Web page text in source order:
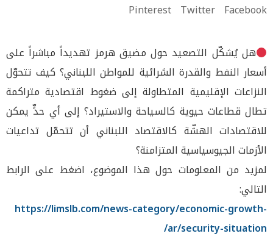
Facebook
Twitter
Pinterest
هل يُشكّل التصعيد حول مضيق هرمز تهديداً مباشراً على
أسعار النفط والقدرة الشرائية للمواطن اللبناني؟ كيف تتحوّل
النزاعات الإقليمية المتطاولة إلى ضغوط اقتصادية متراكمة
تطال قطاعات حيوية كالسياحة والاستيراد؟ إلى أي حدٍّ يمكن
للاقتصادات الهشّة كالاقتصاد اللبناني أن تتحمّل تداعيات
الأزمات الجيوسياسية المتزامنة؟
لمزيد من المعلومات حول هذا الموضوع، اضغط على الرابط
التالي:
https://limslb.com/news-category/economic-growth-
ar/security-situation/